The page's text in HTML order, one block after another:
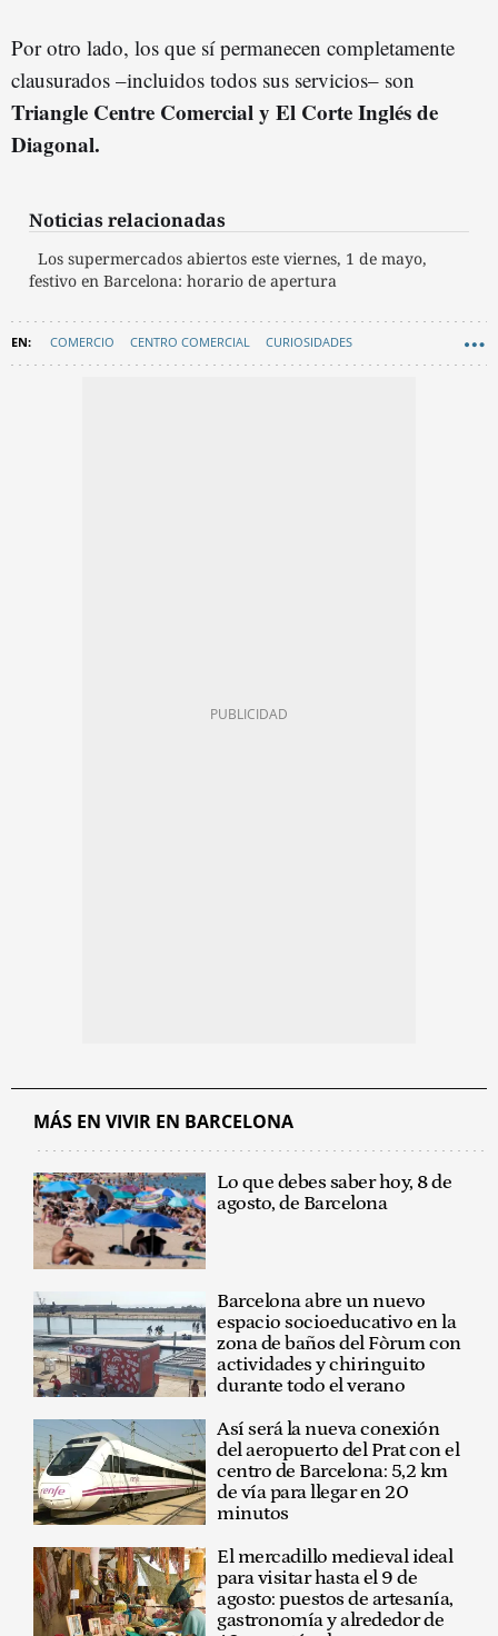
Por otro lado, los que sí permanecen completamente
clausurados –incluidos todos sus servicios– son
Triangle Centre Comercial y El Corte Inglés de
Diagonal.
Noticias relacionadas
Los supermercados abiertos este viernes, 1 de mayo,
festivo en Barcelona: horario de apertura
COMERCIO CENTRO COMERCIAL CURIOSIDADES
MÁS EN VIVIR EN BARCELONA
Lo que debes saber hoy, 8 de
agosto, de Barcelona
Barcelona abre un nuevo
espacio socioeducativo en la
zona de baños del Fòrum con
actividades y chiringuito
durante todo el verano
Así será la nueva conexión
del aeropuerto del Prat con el
centro de Barcelona: 5,2 km
de vía para llegar en 20
minutos
El mercadillo medieval ideal
para visitar hasta el 9 de
agosto: puestos de artesanía,
gastronomía y alrededor de